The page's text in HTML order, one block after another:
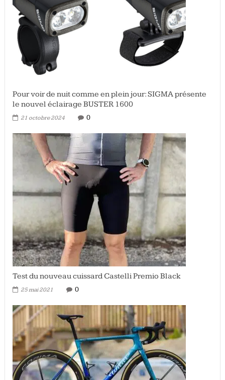
Pour voir de nuit comme en plein jour: SIGMA présente
le nouvel éclairage BUSTER 1600
21 octobre 2024 0
Test du nouveau cuissard Castelli Premio Black
25 mai 2021 0